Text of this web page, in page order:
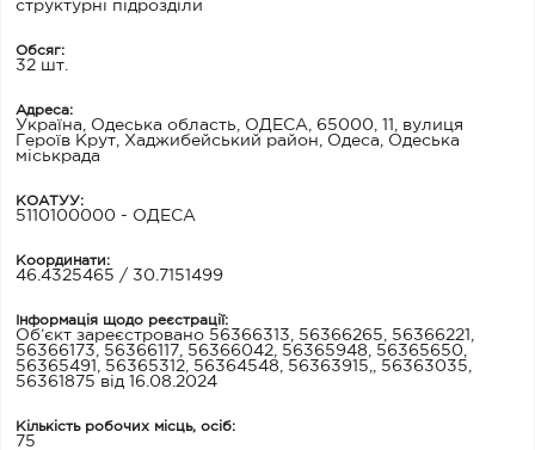
структурні підрозділи
Обсяг:
32 шт.
Адреса:
Україна, Одеська область, ОДЕСА, 65000, 11, вулиця
Героїв Крут, Хаджибейський район, Одеса, Одеська
міськрада
КОАТУУ:
5110100000 - ОДЕСА
Координати:
46.4325465 / 30.7151499
Інформація щодо реєстрації:
Об’єкт зареєстровано 56366313, 56366265, 56366221,
56366173, 56366117, 56366042, 56365948, 56365650,
56365491, 56365312, 56364548, 56363915,, 56363035,
56361875 від 16.08.2024
Кількість робочих місць, oсiб:
75